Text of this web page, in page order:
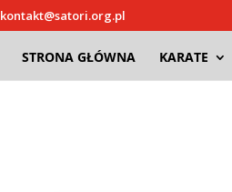
kontakt@satori.org.pl
STRONA GŁÓWNA KARATE